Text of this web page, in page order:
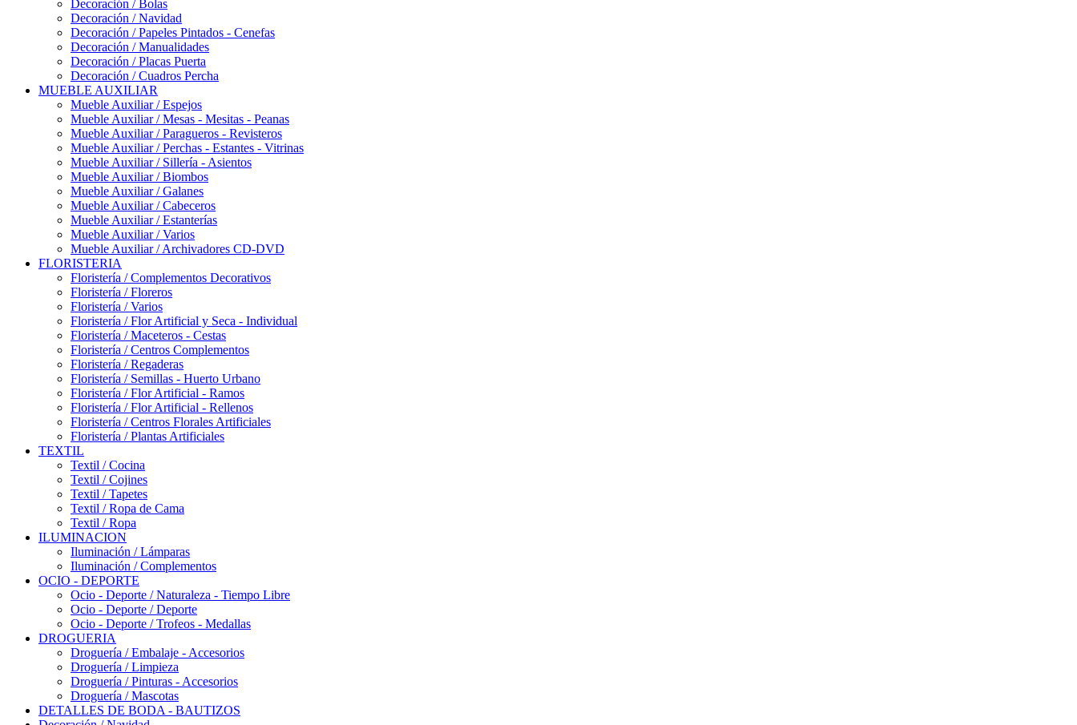
Decoración / Bolas
Decoración / Navidad
Decoración / Papeles Pintados - Cenefas
Decoración / Manualidades
Decoración / Placas Puerta
Decoración / Cuadros Percha
MUEBLE AUXILIAR
Mueble Auxiliar / Espejos
Mueble Auxiliar / Mesas - Mesitas - Peanas
Mueble Auxiliar / Paragueros - Revisteros
Mueble Auxiliar / Perchas - Estantes - Vitrinas
Mueble Auxiliar / Sillería - Asientos
Mueble Auxiliar / Biombos
Mueble Auxiliar / Galanes
Mueble Auxiliar / Cabeceros
Mueble Auxiliar / Estanterías
Mueble Auxiliar / Varios
Mueble Auxiliar / Archivadores CD-DVD
FLORISTERIA
Floristería / Complementos Decorativos
Floristería / Floreros
Floristería / Varios
Floristería / Flor Artificial y Seca - Individual
Floristería / Maceteros - Cestas
Floristería / Centros Complementos
Floristería / Regaderas
Floristería / Semillas - Huerto Urbano
Floristería / Flor Artificial - Ramos
Floristería / Flor Artificial - Rellenos
Floristería / Centros Florales Artificiales
Floristería / Plantas Artificiales
TEXTIL
Textil / Cocina
Textil / Cojines
Textil / Tapetes
Textil / Ropa de Cama
Textil / Ropa
ILUMINACION
Iluminación / Lámparas
Iluminación / Complementos
OCIO - DEPORTE
Ocio - Deporte / Naturaleza - Tiempo Libre
Ocio - Deporte / Deporte
Ocio - Deporte / Trofeos - Medallas
DROGUERIA
Droguería / Embalaje - Accesorios
Droguería / Limpieza
Droguería / Pinturas - Accesorios
Droguería / Mascotas
DETALLES DE BODA - BAUTIZOS